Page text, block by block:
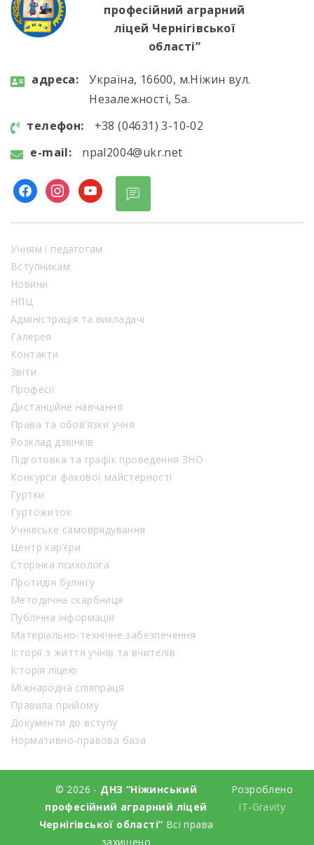
професійний аграрний
ліцей Чернігівської
області”
aдресa:
Україна, 16600, м.Ніжин вул.
Незалежності, 5а.
телефон:
+38 (04631) 3-10-02
e-mail:
npal2004@ukr.net
facebookinstagram
youtube
Учням і педагогам
Вступникам
Новини
НПЦ
Адміністрація та викладачі
Галерея
Контакти
Звіти
Професії
Дистанційне навчання
Права та обов’язки учня
Розклад дзвінків
Підготовка та графік проведення ЗНО
Конкурси фахової майстерності
Гуртки
Гуртожиток
Учнівське самоврядування
Центр кар’єри
Сторінка психолога
Протидія булінгу
Методична скарбниця
Публічна інформація
Матеріально-технічне забезпечення
Історії з життя учнів та вчителів
Історія ліцею
Міжнародна співпраця
Правила прийому
Документи до вступу
Нормативно-правова база
© 2026 - ДНЗ “Ніжинський
професійний аграрний ліцей
Чернігівської області” Всі права
захищено
Розроблено
IT-Gravity